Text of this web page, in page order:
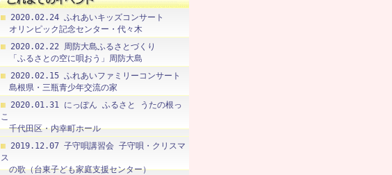
2020.02.24 ふれあいキッズコンサート
オリンピック記念センター・代々木
2020.02.22 周防大島ふるさとづくり
「ふるさとの空に唄おう」周防大島
2020.02.15 ふれあいファミリーコンサート
島根県・三瓶青少年交流の家
2020.01.31 にっぽん ふるさと うたの根っ
こ
千代田区・内幸町ホール
2019.12.07 子守唄講習会 子守唄・クリスマ
ス
の歌（台東子ども家庭支援センター）